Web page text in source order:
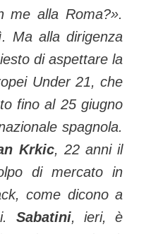
me alla Roma?».
Ma alla dirigenza
di aspettare la
Under 21, che
fino al 25 giugno
spagnola.
Krkic, 22 anni il
di mercato in
come dicono a
Sabatini, ieri, è